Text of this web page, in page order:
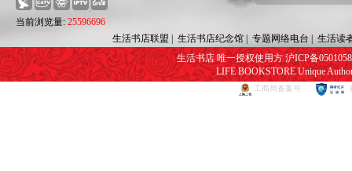
当前浏览量: 25596696
生活书店联盟 生活书店纪念馆| 专题网络电台
生活读
生活书店 唯一授权使用方 沪ICP备
LIFE BOOKSTORE Unique
工商局备案号